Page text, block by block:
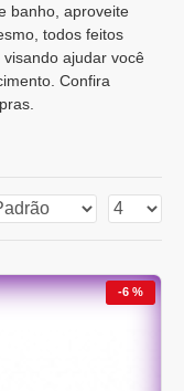
banho, aproveite
todos feitos
ajudar você
Confira
-6 %